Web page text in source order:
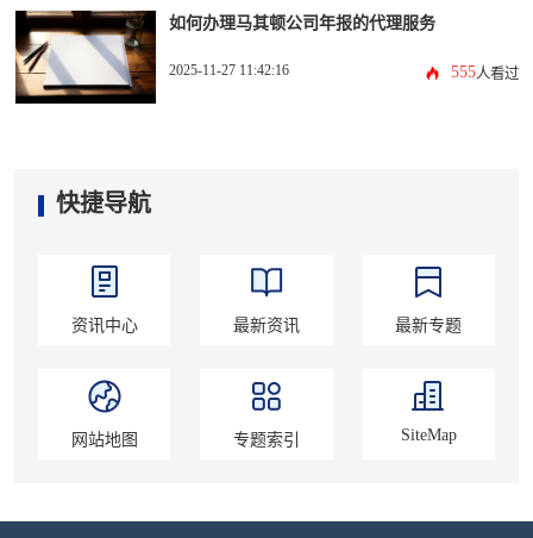
如何办理马其顿公司年报的代理服务
2025-11-27 11:42:16 555人看过
快捷导航
资讯中心 最新资讯 最新专题
网站地图 专题索引 SiteMap